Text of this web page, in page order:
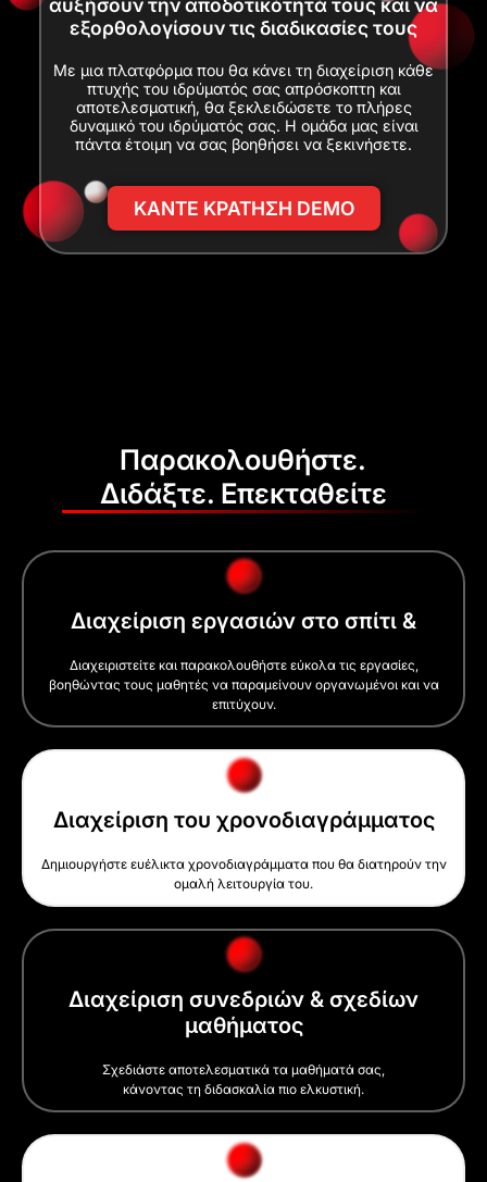
εξορθολογίσουν τις διαδικασίες τους
Με μια πλατφόρμα που θα κάνει τη διαχείριση κάθε
πτυχής του ιδρύματός σας απρόσκοπτη και
αποτελεσματική, θα ξεκλειδώσετε το πλήρες
δυναμικό του ιδρύματός σας. Η ομάδα μας είναι
πάντα έτοιμη να σας βοηθήσει να ξεκινήσετε.
ΚΑΝΤΕ ΚΡΑΤΗΣΗ DEMO
Παρακολουθήστε.
Διδάξτε. Επεκταθείτε
Διαχείριση εργασιών στο σπίτι &
Διαχειριστείτε και παρακολουθήστε εύκολα τις εργασίες,
βοηθώντας τους μαθητές να παραμείνουν οργανωμένοι και να
επιτύχουν.
Διαχείριση του χρονοδιαγράμματος
Δημιουργήστε ευέλικτα χρονοδιαγράμματα που θα διατηρούν την
ομαλή λειτουργία του.
Διαχείριση συνεδριών & σχεδίων
μαθήματος
Σχεδιάστε αποτελεσματικά τα μαθήματά σας,
κάνοντας τη διδασκαλία πιο ελκυστική.